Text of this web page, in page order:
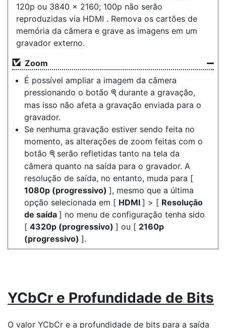
120p ou 3840 × 2160; 100p não serão
reproduzidas via HDMI . Remova os cartões de
memória da câmera e grave as imagens em um
gravador externo.
Zoom
É possível ampliar a imagem da câmera
pressionando o botão X durante a gravação,
mas isso não afeta a gravação enviada para o
gravador.
Se nenhuma gravação estiver sendo feita no
momento, as alterações de zoom feitas com o
botão X serão refletidas tanto na tela da
câmera quanto na saída para o gravador. A
resolução de saída, no entanto, muda para [
1080p (progressivo) ], mesmo que a última
opção selecionada em [ HDMI ] > [ Resolução
de saída ] no menu de configuração tenha sido
[ 4320p (progressivo) ] ou [ 2160p
(progressivo) ].
YCbCr e Profundidade de Bits
O valor YCbCr e a profundidade de bits para a saída